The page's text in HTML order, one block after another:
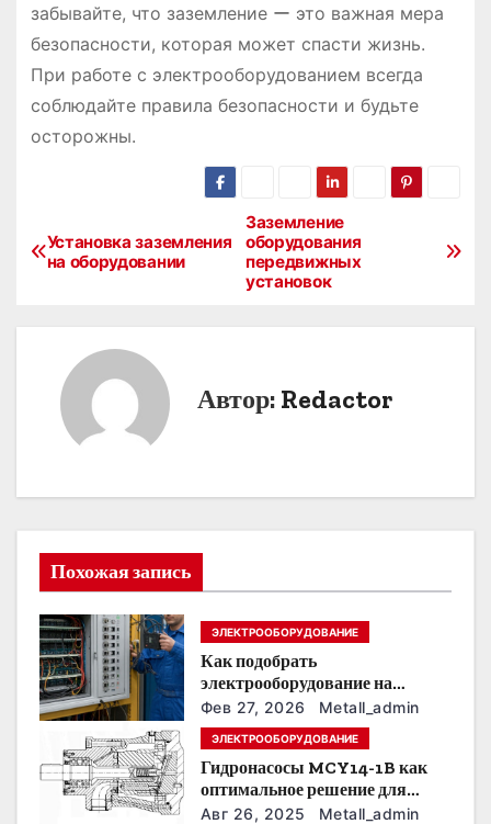
забывайте, что заземление ー это важная мера
безопасности, которая может спасти жизнь.
При работе с электрооборудованием всегда
соблюдайте правила безопасности и будьте
осторожны.
Н
ц
я
п
о
з
а
Заземление
оборудования
передвижных
установок
Установка заземления
на оборудовании
Автор: Redactor
Похожая запись
ЭЛЕКТРООБОРУДОВАНИЕ
Как подобрать
электрооборудование на
предприятии под тяжелые
условия эксплуатации
Фев 27, 2026 Metall_admin
ЭЛЕКТРООБОРУДОВАНИЕ
Гидронасосы MCY14-1B как
оптимальное решение для
модернизации гидросистем
Авг 26, 2025 Metall_admin